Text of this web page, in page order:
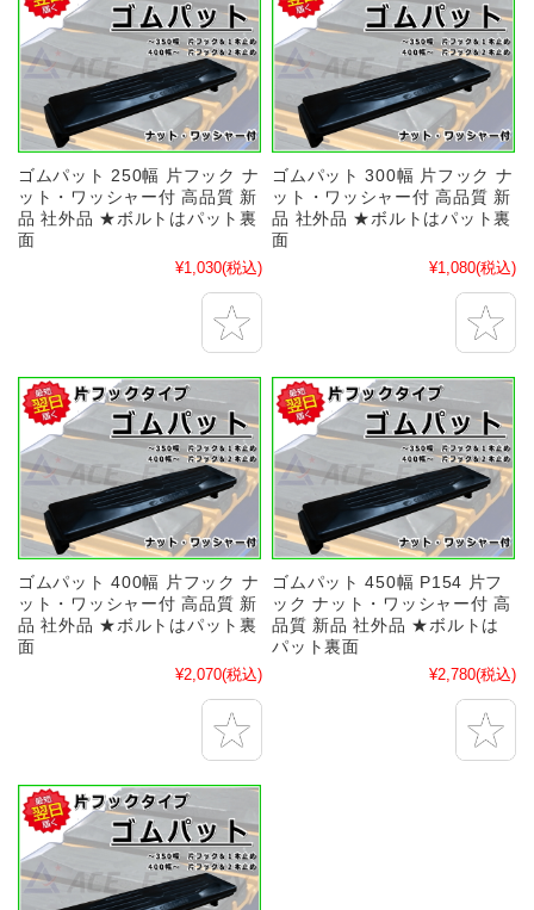
ゴムパット 250幅 片フック ナ
ット・ワッシャー付 高品質 新
品 社外品 ★ボルトはパット裏
面
¥1,030(税込)
ゴムパット 300幅 片フック ナ
ット・ワッシャー付 高品質 新
品 社外品 ★ボルトはパット裏
面
¥1,080(税込)
ゴムパット 400幅 片フック ナ
ット・ワッシャー付 高品質 新
品 社外品 ★ボルトはパット裏
面
¥2,070(税込)
ゴムパット 450幅 P154 片フ
ック ナット・ワッシャー付 高
品質 新品 社外品 ★ボルトは
パット裏面
¥2,780(税込)